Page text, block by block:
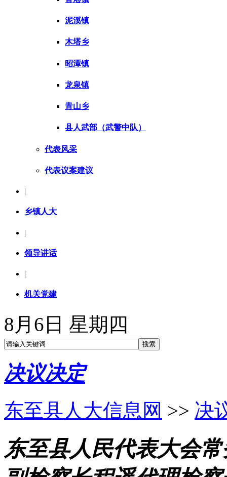
泥溪镇
木塔乡
昭潭镇
龙泉镇
青山乡
县人武部（武警中队）
代表风采
代表议案建议
|
乡镇人大
|
领导讲话
|
机关党建
8月6日 星期四
决议决定
东至县人大信息网 >> 决
东至县人民代表大会